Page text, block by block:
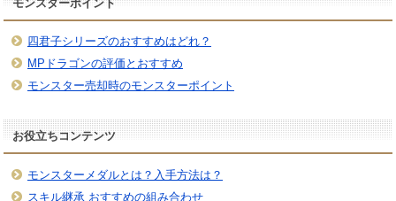
モンスターポイント
四君子シリーズのおすすめはどれ？
MPドラゴンの評価とおすすめ
モンスター売却時のモンスターポイント
お役立ちコンテンツ
モンスターメダルとは？入手方法は？
スキル継承 おすすめの組み合わせ